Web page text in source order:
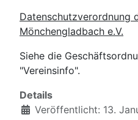
Datenschutzverordnung
Mönchengladbach e.V.
Siehe die
"Vereinsinfo".
Details
Veröffentlicht: 13.